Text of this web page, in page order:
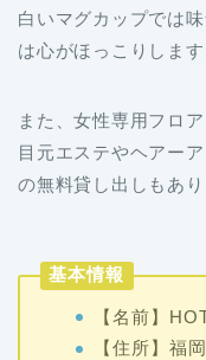
白いマグカップでは
は心がほっこりします
また、女性専用フロ
目元エステやヘアー
の無料貸し出しもあり
基本情報
【名前】
【住所】福